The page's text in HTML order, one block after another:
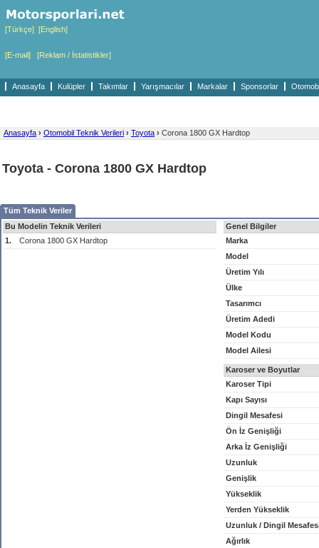
[Türkçe] [English]
[E-mail] [Reklam / İstatistikler]
Anasayfa Kulüpler Takımlar Yarışmacılar Markalar Sponsorlar
Anasayfa › Otomobil Teknik Verileri › Toyota › Corona 1800 GX Hardtop
Toyota - Corona 1800 GX Hardtop
Tüm Teknik Veriler
Bu Modelin Teknik Verileri
1.
Corona 1800 GX Hardtop
Genel Bilgiler
Marka
Model
Üretim Yılı
Ülke
Tasarımcı
Üretim Adedi
Model Kodu
Model Ailesi
Karoser ve Boyutlar
Karoser Tipi
Kapı Sayısı
Dingil Mesafesi
Ön İz Genişliği
Arka İz Genişliği
Uzunluk
Genişlik
Yükseklik
Yerden Yükseklik
Uzunluk / Dingil
Ağırlık